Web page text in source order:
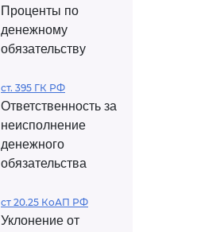
Проценты по
денежному
обязательству
ст. 395 ГК РФ
Ответственность за
неисполнение
денежного
обязательства
ст 20.25 КоАП РФ
Уклонение от